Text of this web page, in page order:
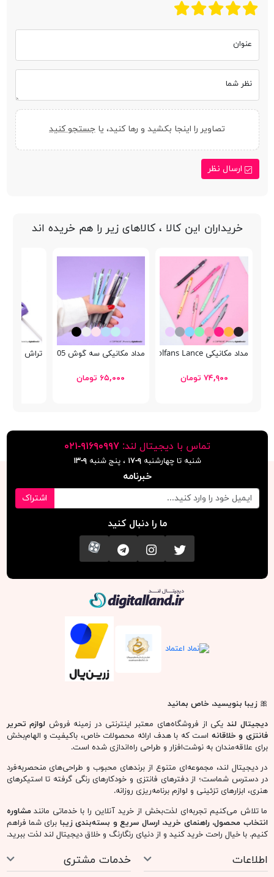
عنوان
نظر شما
تصاویر را اینجا بکشید و رها کنید، یا جستجو کنید
ارسال نظر
خریداران این کالا ، کالاهای زیر را هم خریده اند
مداد مکانیکی Schoolfans Lance
۷۴,۹۰۰ تومان
مداد مکانیکی سه گوش King 0.5mm 9005
۶۵,۰۰۰ تومان
تراش فلزی Schoolfans FA92666
تماس با دیجیتال لند:٩١۶٩٠٩٩٧-٠٢١
شنبه تا چهارشنبه۹-۱۷ ، پنج شنبه۹-١٣
خبرنامه
اشتراک
ما را دنبال کنید
تویتر اینستاگرامکانال تلگرام
آپارات
🎀زیبا بنویسید، خاص بمانید
دیجیتال لند یکی از فروشگاه‌های معتبر اینترنتی در زمینه فروش لوازم تحریر
فانتزی و خلاقانه است که با هدف ارائه محصولات خاص، باکیفیت و الهام‌بخش
برای علاقه‌مندان به نوشت‌افزار و طراحی راه‌اندازی شده است.
در دیجیتال لند، مجموعه‌ای متنوع از برندهای محبوب و طراحی‌های منحصربه‌فرد
در دسترس شماست؛ از دفترهای فانتزی و خودکارهای رنگی گرفته تا استیکرهای
هنری، ابزارهای تزئینی و لوازم برنامه‌ریزی روزانه.
ما تلاش می‌کنیم تجربه‌ای لذت‌بخش از خرید آنلاین را با خدماتی مانندمشاوره
انتخاب محصول، راهنمای خرید، ارسال سریع و بسته‌بندی زیبا برای شما فراهم
کنیم. با خیال راحت خرید کنید و از دنیای رنگارنگ و خلاق دیجیتال لند لذت ببرید.
اطلاعات خدمات مشتری